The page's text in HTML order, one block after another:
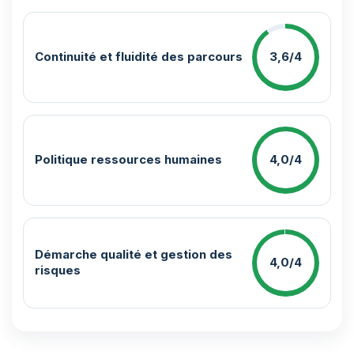
Continuité et fluidité des parcours 3,6/4
Politique ressources humaines 4,0/4
Démarche qualité et gestion des
risques
4,0/4